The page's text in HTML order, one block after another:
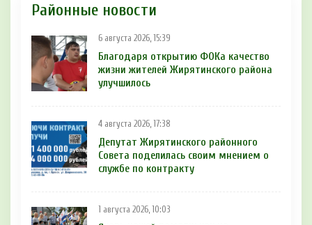
Районные новости
6 августа 2026, 15:39
Благодаря открытию ФОКа качество
жизни жителей Жирятинского района
улучшилось
4 августа 2026, 17:38
Депутат Жирятинского районного
Совета поделилась своим мнением о
службе по контракту
1 августа 2026, 10:03